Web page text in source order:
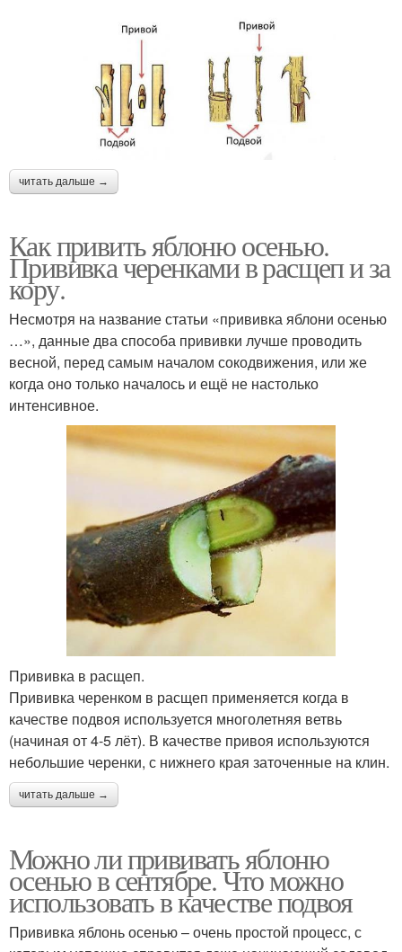
читать дальше →
Как привить яблоню осенью.
Прививка черенками в расщеп и за
кору.
Несмотря на название статьи «прививка яблони осенью
…», данные два способа прививки лучше проводить
весной, перед самым началом сокодвижения, или же
когда оно только началось и ещё не настолько
интенсивное.
Прививка в расщеп.
Прививка черенком в расщеп применяется когда в
качестве подвоя используется многолетняя ветвь
(начиная от 4-5 лёт). В качестве привоя используются
небольшие черенки, с нижнего края заточенные на клин.
читать дальше →
Можно ли прививать яблоню
осенью в сентябре. Что можно
использовать в качестве подвоя
Прививка яблонь осенью – очень простой процесс, с